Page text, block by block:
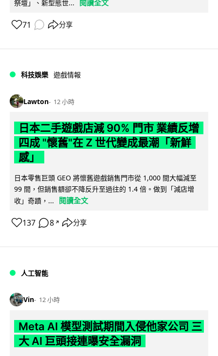
祭壇」、新型態世...
閱讀全文
71 分享
科技娛樂 遊戲情報
Lawton 12 小時
日本二手遊戲店減 90% 門市 業績反增
四成 "懷舊"在 Z 世代變成最潮「新鮮
感」
日本零售巨頭 GEO 將懷舊遊戲銷售門市從 1,000 間大幅減至
99 間，但銷售額卻不降反升至過往的 1.4 倍。做到「減店增
收」奇蹟，...
閱讀全文
137 8 ↗ 分享
人工智能
Vin 12 小時
Meta AI 模型測試期間入侵他家公司 三
大 AI 巨頭接連曝安全漏洞